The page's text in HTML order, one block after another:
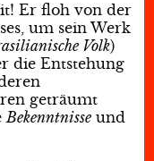
Er floh von der
um sein Werk
Volk)
die Entstehung
geträumt
Bekenntnisse und